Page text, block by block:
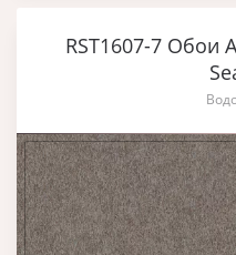
RST1607-7 Обои